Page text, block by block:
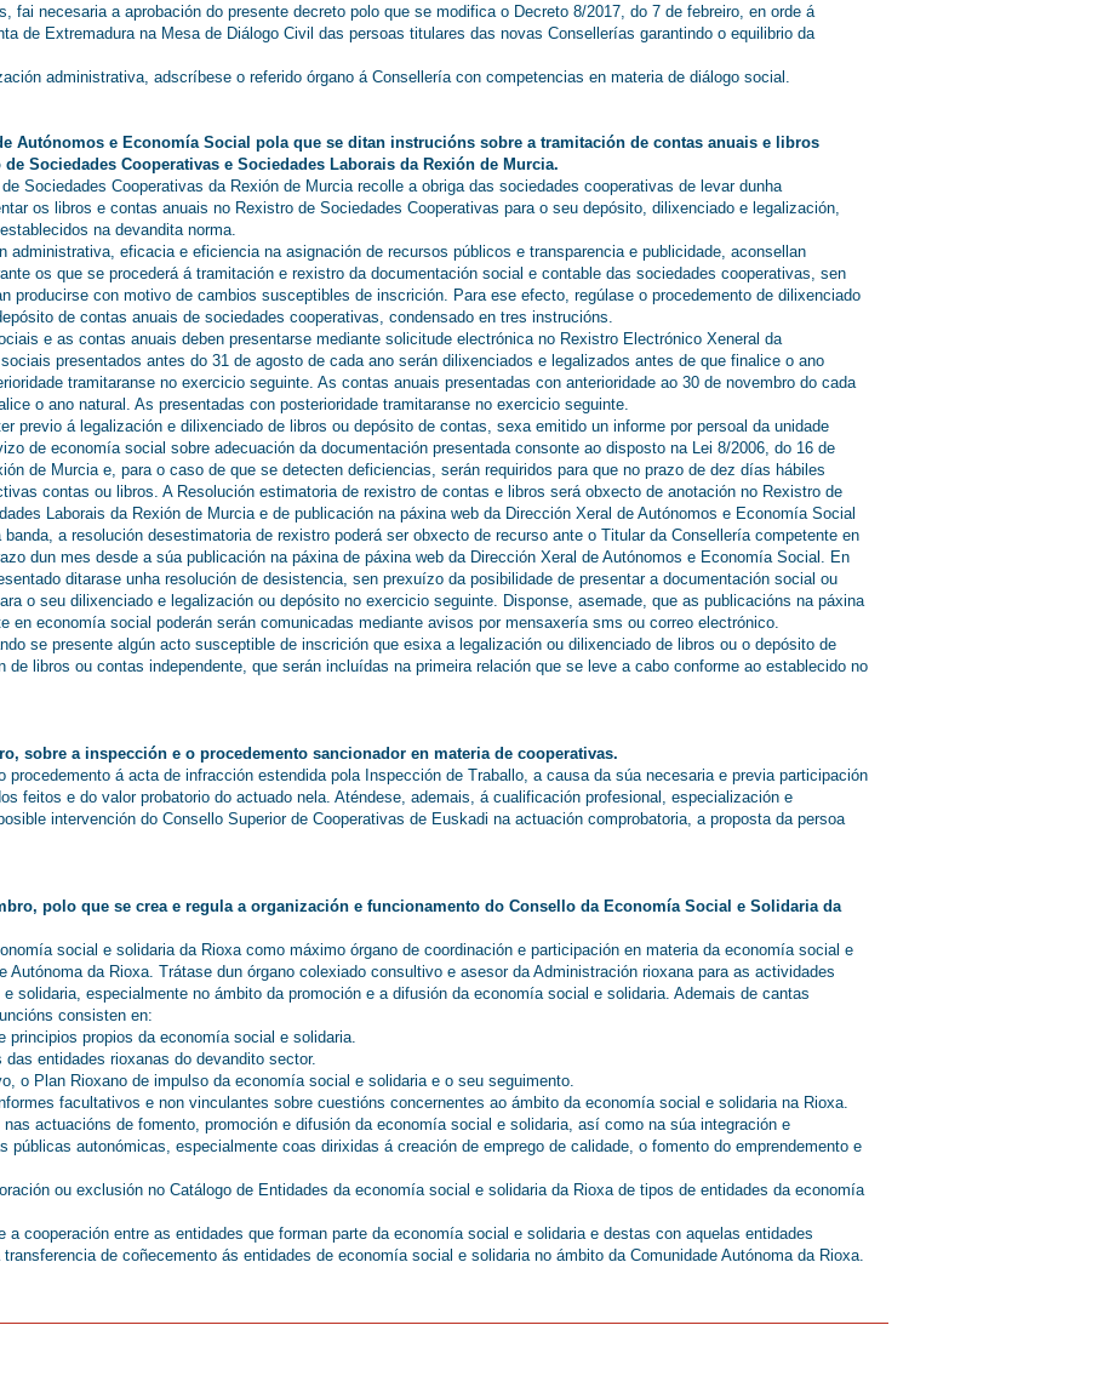
fai necesaria a aprobación do presente decreto polo que se modifica o Decreto 8/2017, do 7 de febreiro, en orde á
de Extremadura na Mesa de Diálogo Civil das persoas titulares das novas Consellerías garantindo o equilibrio da
administrativa, adscríbese o referido órgano á Consellería con competencias en materia de diálogo social.
Autónomos e Economía Social pola que se ditan instrucións sobre a tramitación de contas anuais e libros
Sociedades Cooperativas e Sociedades Laborais da Rexión de Murcia.
Sociedades Cooperativas da Rexión de Murcia recolle a obriga das sociedades cooperativas de levar dunha
os libros e contas anuais no Rexistro de Sociedades Cooperativas para o seu depósito, dilixenciado e legalización,
na devandita norma.
administrativa, eficacia e eficiencia na asignación de recursos públicos e transparencia e publicidade, aconsellan
os que se procederá á tramitación e rexistro da documentación social e contable das sociedades cooperativas, sen
producirse con motivo de cambios susceptibles de inscrición. Para ese efecto, regúlase o procedemento de dilixenciado
de contas anuais de sociedades cooperativas, condensado en tres instrucións.
e as contas anuais deben presentarse mediante solicitude electrónica no Rexistro Electrónico Xeneral da
presentados antes do 31 de agosto de cada ano serán dilixenciados e legalizados antes de que finalice o ano
tramitaranse no exercicio seguinte. As contas anuais presentadas con anterioridade ao 30 de novembro do cada
o ano natural. As presentadas con posterioridade tramitaranse no exercicio seguinte.
previo á legalización e dilixenciado de libros ou depósito de contas, sexa emitido un informe por persoal da unidade
de economía social sobre adecuación da documentación presentada consonte ao disposto na Lei 8/2006, do 16 de
de Murcia e, para o caso de que se detecten deficiencias, serán requiridos para que no prazo de dez días hábiles
contas ou libros. A Resolución estimatoria de rexistro de contas e libros será obxecto de anotación no Rexistro de
Laborais da Rexión de Murcia e de publicación na páxina web da Dirección Xeral de Autónomos e Economía Social
a resolución desestimatoria de rexistro poderá ser obxecto de recurso ante o Titular da Consellería competente en
dun mes desde a súa publicación na páxina de páxina web da Dirección Xeral de Autónomos e Economía Social. En
ditarase unha resolución de desistencia, sen prexuízo da posibilidade de presentar a documentación social ou
o seu dilixenciado e legalización ou depósito no exercicio seguinte. Disponse, asemade, que as publicacións na páxina
en economía social poderán serán comunicadas mediante avisos por mensaxería sms ou correo electrónico.
se presente algún acto susceptible de inscrición que esixa a legalización ou dilixenciado de libros ou o depósito de
de libros ou contas independente, que serán incluídas na primeira relación que se leve a cabo conforme ao establecido no
sobre a inspección e o procedemento sancionador en materia de cooperativas.
procedemento á acta de infracción estendida pola Inspección de Traballo, a causa da súa necesaria e previa participación
feitos e do valor probatorio do actuado nela. Aténdese, ademais, á cualificación profesional, especialización e
intervención do Consello Superior de Cooperativas de Euskadi na actuación comprobatoria, a proposta da persoa
polo que se crea e regula a organización e funcionamento do Consello da Economía Social e Solidaria da
social e solidaria da Rioxa como máximo órgano de coordinación e participación en materia da economía social e
Autónoma da Rioxa. Trátase dun órgano colexiado consultivo e asesor da Administración rioxana para as actividades
solidaria, especialmente no ámbito da promoción e a difusión da economía social e solidaria. Ademais de cantas
consisten en:
principios propios da economía social e solidaria.
entidades rioxanas do devandito sector.
o Plan Rioxano de impulso da economía social e solidaria e o seu seguimento.
facultativos e non vinculantes sobre cuestións concernentes ao ámbito da economía social e solidaria na Rioxa.
actuacións de fomento, promoción e difusión da economía social e solidaria, así como na súa integración e
públicas autonómicas, especialmente coas dirixidas á creación de emprego de calidade, o fomento do emprendemento e
ou exclusión no Catálogo de Entidades da economía social e solidaria da Rioxa de tipos de entidades da economía
a cooperación entre as entidades que forman parte da economía social e solidaria e destas con aquelas entidades
de coñecemento ás entidades de economía social e solidaria no ámbito da Comunidade Autónoma da Rioxa.